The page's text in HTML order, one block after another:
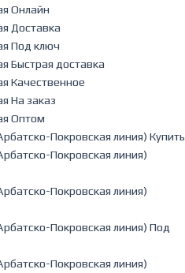
Онлайн
Доставка
Под ключ
Быстрая доставка
Качественное
На заказ
Оптом
Покровская линия) Купить
Покровская линия)
Покровская линия)
Покровская линия) Под
Покровская линия)